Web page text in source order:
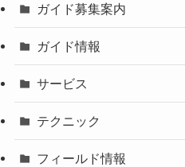
ガイド募集案内
ガイド情報
サービス
テクニック
フィールド情報